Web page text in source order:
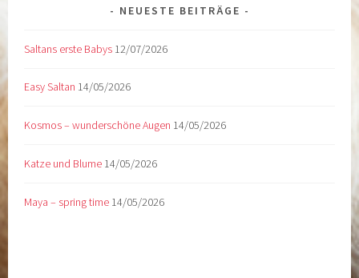
NEUESTE BEITRÄGE
Saltans erste Babys 12/07/2026
Easy Saltan 14/05/2026
Kosmos – wunderschöne Augen 14/05/2026
Katze und Blume 14/05/2026
Maya – spring time 14/05/2026